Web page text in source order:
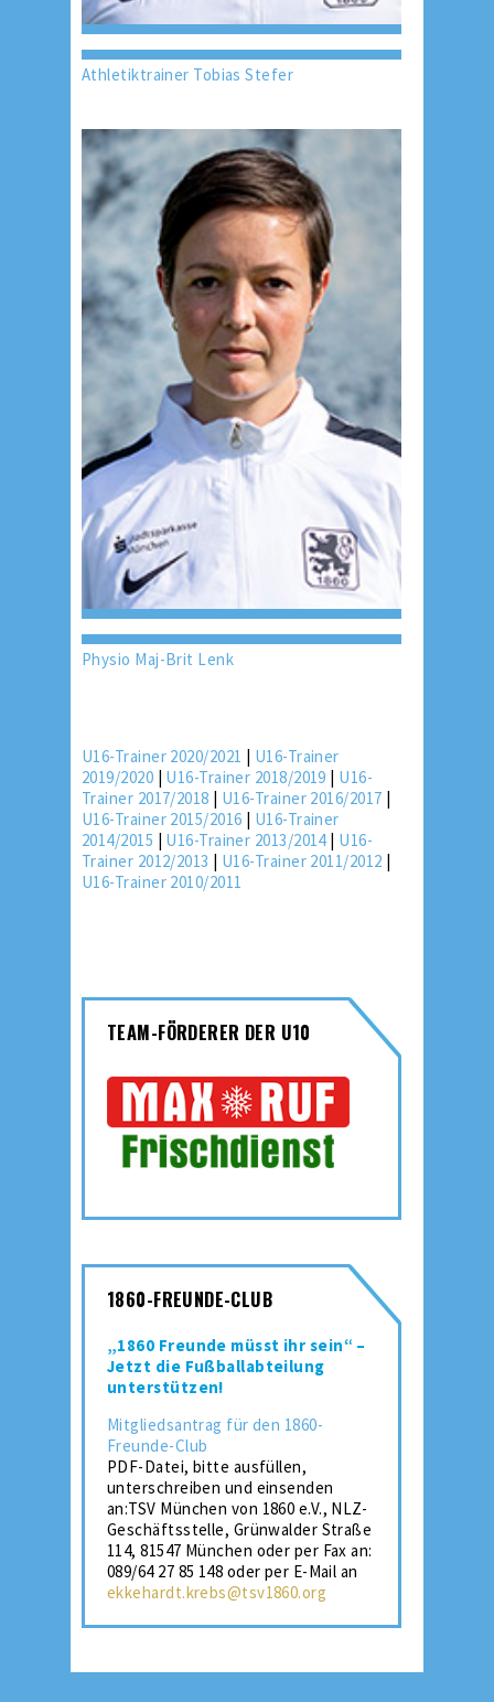
Athletiktrainer Tobias Stefer
Physio Maj-Brit Lenk
U16-Trainer 2020/2021 | U16-Trainer
2019/2020 | U16-Trainer 2018/2019 | U16-
Trainer 2017/2018 | U16-Trainer 2016/2017 |
U16-Trainer 2015/2016 | U16-Trainer
2014/2015 | U16-Trainer 2013/2014| U16-
Trainer 2012/2013 | U16-Trainer 2011/2012 |
U16-Trainer 2010/2011
TEAM-FÖRDERER DER U10
1860-FREUNDE-CLUB
„1860 Freunde müsst ihr sein“ –
Jetzt die Fußballabteilung
unterstützen!
Mitgliedsantrag für den 1860-
Freunde-Club
PDF-Datei, bitte ausfüllen,
unterschreiben und einsenden
an:TSV München von 1860 e.V., NLZ-
Geschäftsstelle, Grünwalder Straße
114, 81547 München oder per Fax an:
089/64 27 85 148 oder per E-Mail an
ekkehardt.krebs@tsv1860.org